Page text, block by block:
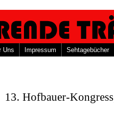
Uns Impressum Sehtagebücher
13. Hofbauer-